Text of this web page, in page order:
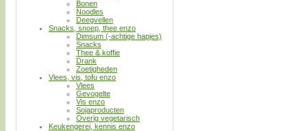
Bonen
Noodles
Deegvellen
Snacks, snoep, thee enzo
Dimsum (-achtige hapjes)
Snacks
Thee & koffie
Drank
Zoetigheden
Vlees, vis, tofu enzo
Vlees
Gevogelte
Vis enzo
Sojaproducten
Overig vegetarisch
Keukengerei, kennis enzo